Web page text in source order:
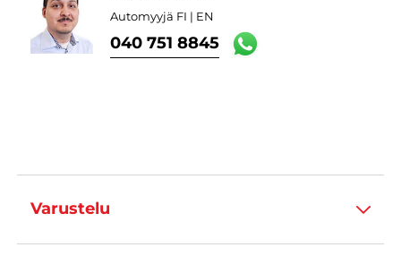
Automyyjä FI | EN
040 751 8845
Varustelu